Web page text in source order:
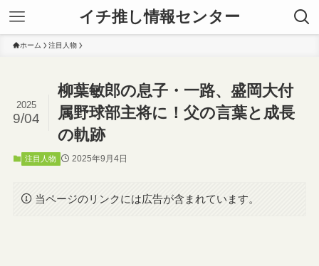
イチ推し情報センター
ホーム 注目人物
柳葉敏郎の息子・一路、盛岡大付
属野球部主将に！父の言葉と成長
の軌跡
2025
9/04
注目人物 2025年9月4日
当ページのリンクには広告が含まれています。